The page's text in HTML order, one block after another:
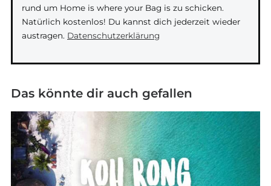
rund um Home is where your Bag is zu schicken.
Natürlich kostenlos! Du kannst dich jederzeit wieder
austragen. Datenschutzerklärung
Das könnte dir auch gefallen